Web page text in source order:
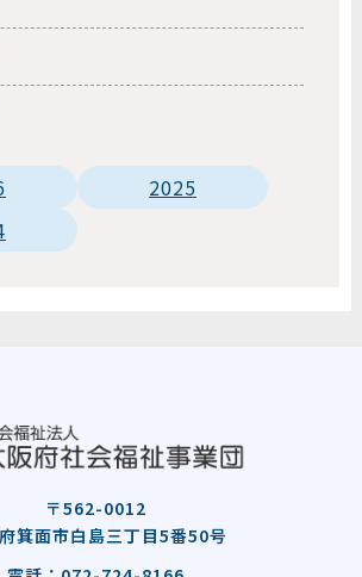
2025
〒562-0012
箕面市白島三丁目5番50号